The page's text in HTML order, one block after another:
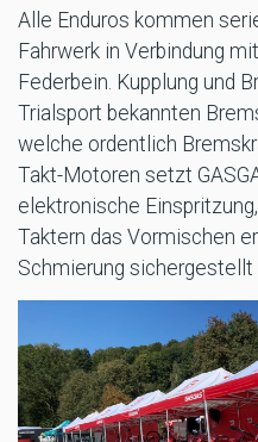
Alle Enduros kommen
Fahrwerk in Verbindung
Federbein. Kupplung und
Trialsport bekannten
welche ordentlich
Takt-Motoren setzt
elektronische
Taktern das Vormischen
Schmierung sichergestellt